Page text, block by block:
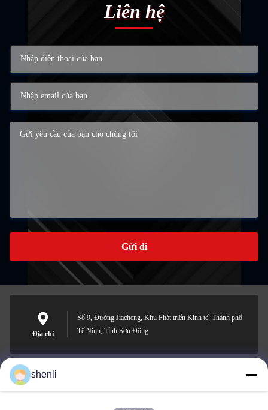
Liên hệ
Gửi đi
Địa chỉ
Số 9, Đường Jiacheng, Khu Phát triển Kinh tế, Thành phố
Tế Ninh, Tỉnh Sơn Đông
shenli@shenlirigging.com
shenli